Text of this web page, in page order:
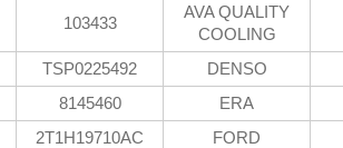
103433
AVA QUALITY
COOLING
TSP0225492 DENSO
8145460 ERA
2T1H19710AC FORD